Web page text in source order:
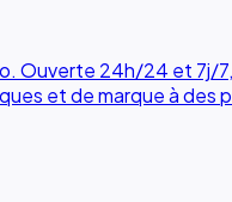
Ouverte 24h/24 et 7j/
et de marque à des